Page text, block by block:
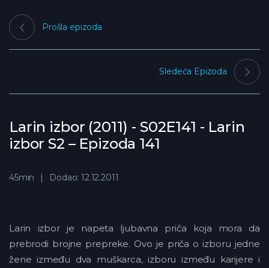
Larin izbor (2011) - S02E141 - Larin
izbor S2 – Epizoda 141
Prošla epizoda
Sledeća Epizoda
45min Dodao: 12.12.2011
Larin izbor je napeta ljubavna priča koja mora da
prebrodi brojne prepreke. Ovo je priča o izboru jedne
žene između dva muškarca, izboru između karijere i